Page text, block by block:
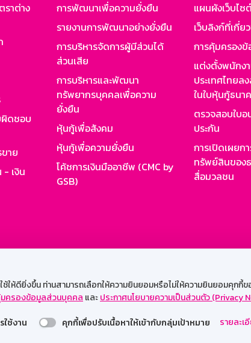
ดียิ่งขึ้น ท่านสามารถเลือกให้ความยินยอมหรือไม่ให้ความยินยอมคุกกี้ข
มครองข้อมูลส่วนบุคคล และประกาศนโยบายความเป็นส่วนตัว (Privacy
ใช้งาน คุกกี้เพื่อปรับเนื้อหาให้เข้ากับกลุ่มเป้าหมาย รายละเ
ราต่าง
ผิดชอบ
าย
เงิน
การพัฒนาเพื่อความยั่งยืน
รายงานการพัฒนาอย่างยั่งยืน
การบริหารจัดการผู้มีส่วนได้
ส่วนเสีย
การบริหารและพัฒนา
ทรัพยากรบุคคลเพื่อความ
ยั่งยืน
หุ้นกู้เพื่อสังคม
หุ้นกู้เพื่อความยั่งยืน
โค้ชการเงินมืออาชีพ (CMC by
GSB)
แผนผังเว็บไซ
เว็บลิงก์ที่เกี่ย
การคุ้มครอง
แต่งตั้งพนักง
ประเทศไทยล
ในใบหุ้นกู้ธนา
ตรวจสอบใบ
ประกัน
การเปิดเผยก
ทรัพย์สินของ
สื่อมวลชน
รองรับการใช้งานได้ดีบนเว็บบราวเซอร์